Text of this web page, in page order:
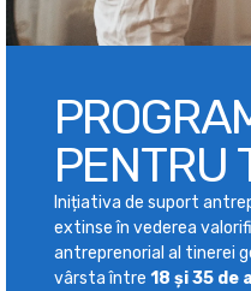
PENTRU
Inițiativa de suport
extinse în vederea
antreprenorial al tinerei
vârsta între 18 și 35 de